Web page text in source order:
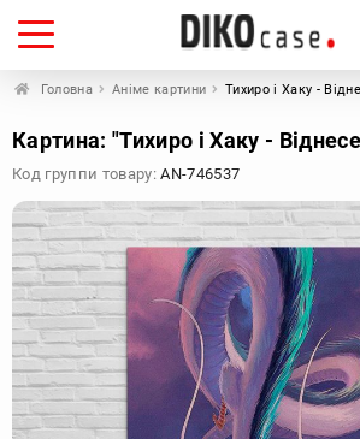
Головна Аніме картини Тихиро і Хаку -
Картина: "Тихиро і Хаку -
Код группи товару:AN-746537